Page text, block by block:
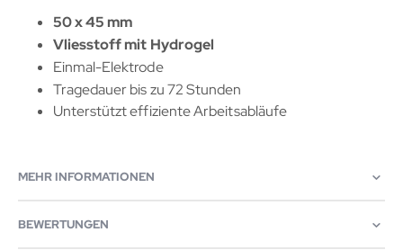
50 x 45 mm
Vliesstoff mit Hydrogel
Einmal-Elektrode
Tragedauer bis zu 72 Stunden
Unterstützt effiziente Arbeitsabläufe
MEHR INFORMATIONEN
BEWERTUNGEN